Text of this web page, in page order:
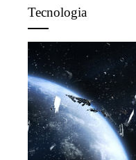
Tecnologia